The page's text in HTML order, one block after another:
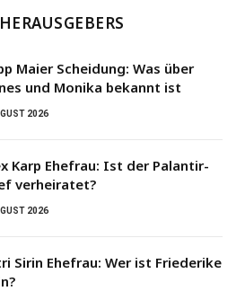
Maier Scheidung: Was über
und Monika bekannt ist
2026
Karp Ehefrau: Ist der Palantir-
verheiratet?
2026
Sirin Ehefrau: Wer ist Friederike